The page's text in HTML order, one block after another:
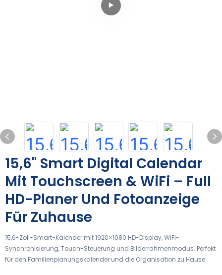
15,6" Smart Digital Calendar
Mit Touchscreen & WiFi – Full
HD-Planer Und Fotoanzeige
Für Zuhause
15,6-Zoll-Smart-Kalender mit 1920×1080 HD-Display, WiFi-
Synchronisierung, Touch-Steuerung und Bilderrahmenmodus. Perfekt
für den Familienplanungskalender und die Organisation zu Hause.